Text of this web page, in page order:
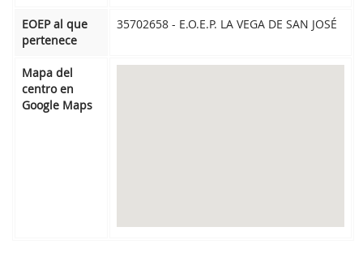
EOEP al que
pertenece
35702658 - E.O.E.P. LA VEGA DE SAN JOSÉ
Mapa del
centro en
Google Maps